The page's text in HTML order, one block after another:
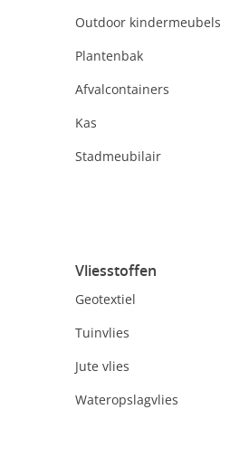
Outdoor kindermeubels
Plantenbak
Afvalcontainers
Kas
Stadmeubilair
Vliesstoffen
Geotextiel
Tuinvlies
Jute vlies
Wateropslagvlies